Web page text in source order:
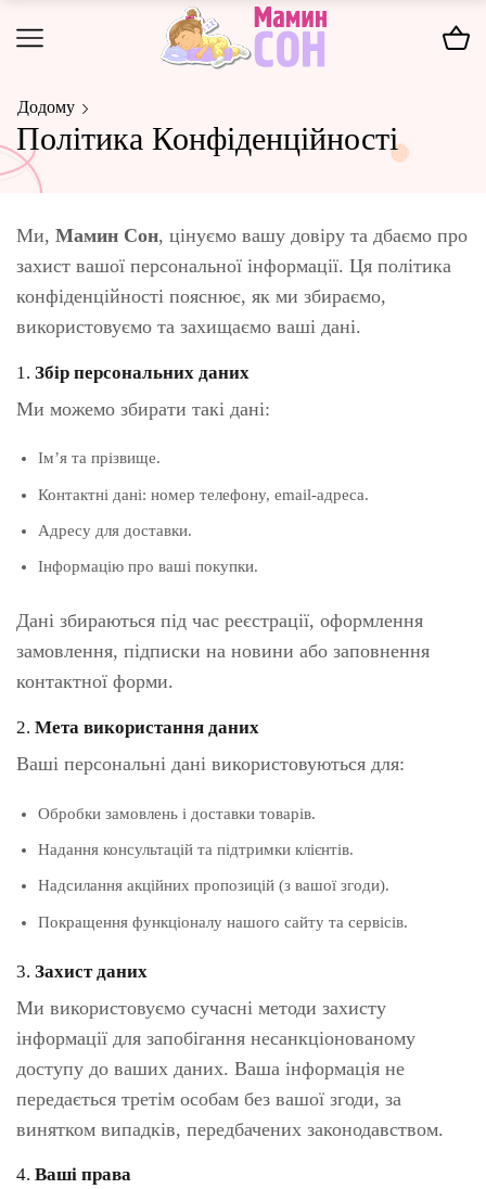
Додому
Політика Конфіденційності
Ми, Мамин Сон, цінуємо вашу довіру та дбаємо про
захист вашої персональної інформації. Ця політика
конфіденційності пояснює, як ми збираємо,
використовуємо та захищаємо ваші дані.
1. Збір персональних даних
Ми можемо збирати такі дані:
Ім’я та прізвище.
Контактні дані: номер телефону, email-адреса.
Адресу для доставки.
Інформацію про ваші покупки.
Дані збираються під час реєстрації, оформлення
замовлення, підписки на новини або заповнення
контактної форми.
2. Мета використання даних
Ваші персональні дані використовуються для:
Обробки замовлень і доставки товарів.
Надання консультацій та підтримки клієнтів.
Надсилання акційних пропозицій (з вашої згоди).
Покращення функціоналу нашого сайту та сервісів.
3. Захист даних
Ми використовуємо сучасні методи захисту
інформації для запобігання несанкціонованому
доступу до ваших даних. Ваша інформація не
передається третім особам без вашої згоди, за
винятком випадків, передбачених законодавством.
4. Ваші права